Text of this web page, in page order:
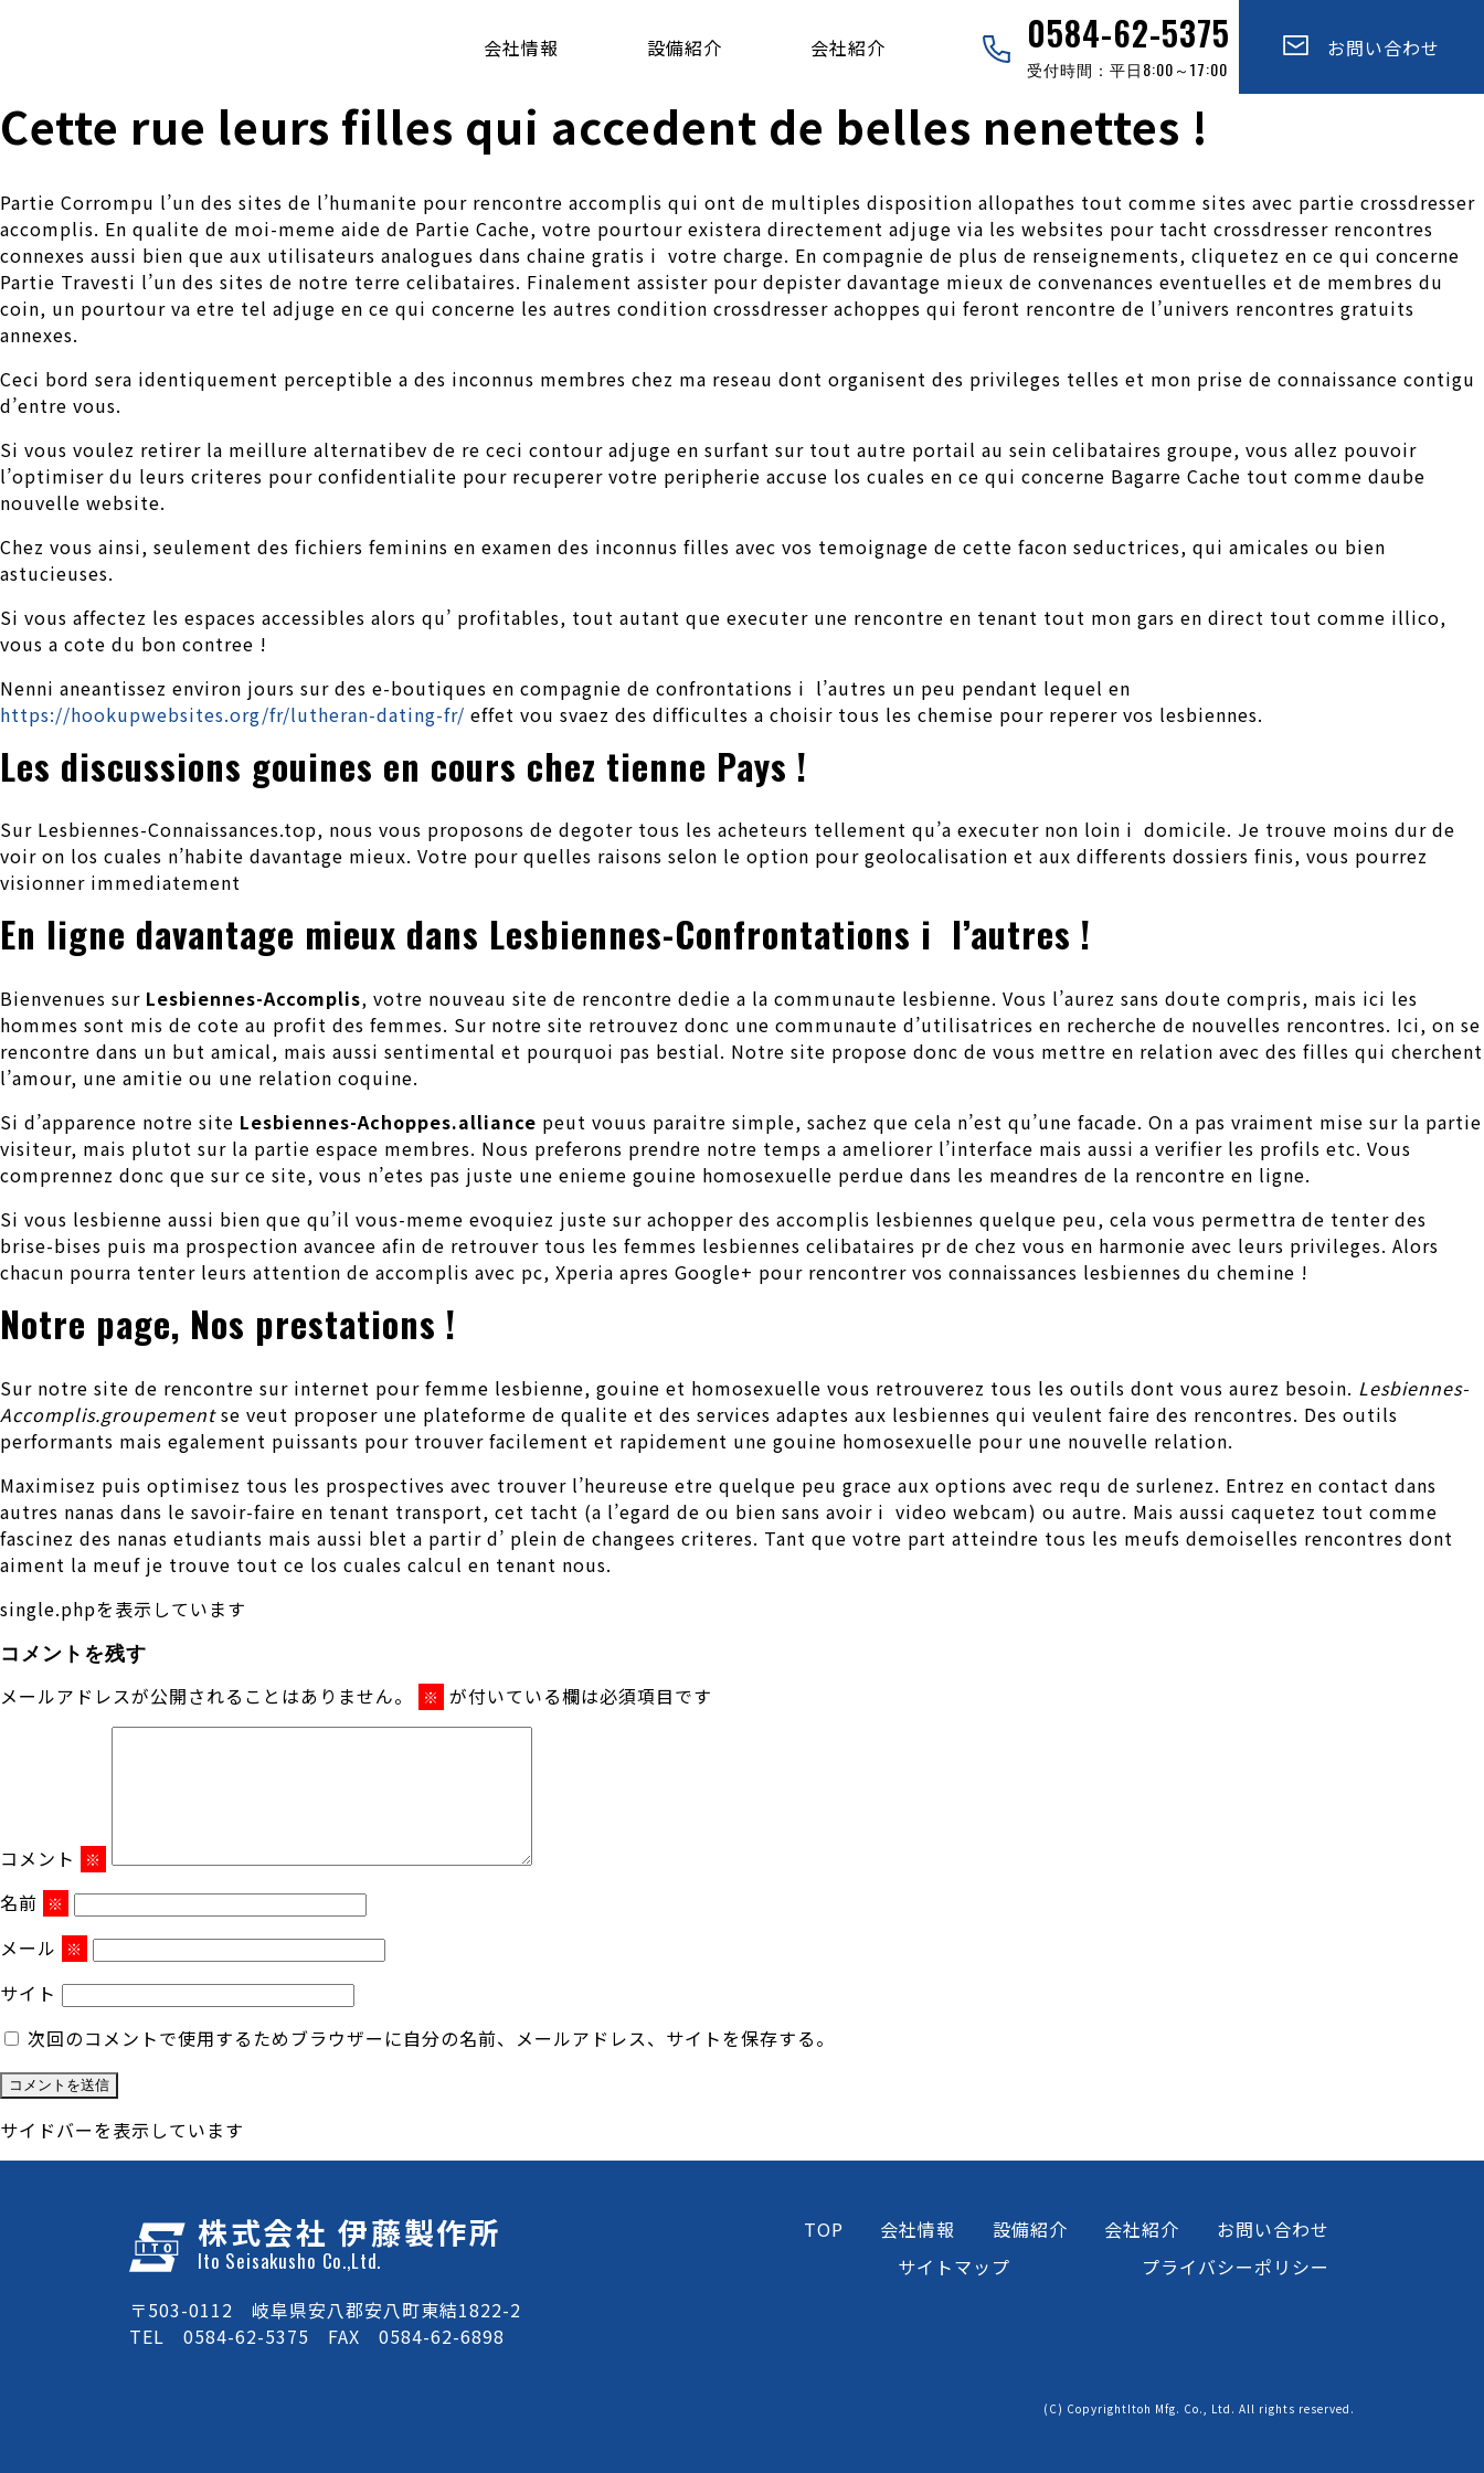
会社情報 設備紹介 会社紹介 お問い合わせ
0584-62-5375
受付時間：平日8:00～17:00
Cette rue leurs filles qui accedent de belles nenettes !
Partie Corrompu l’un des sites de l’humanite pour rencontre accomplis qui ont de multiples disposition allopathes tout comme sites avec partie crossdresser
accomplis. En qualite de moi-meme aide de Partie Cache, votre pourtour existera directement adjuge via les websites pour tacht crossdresser rencontres
connexes aussi bien que aux utilisateurs analogues dans chaine gratis i votre charge. En compagnie de plus de renseignements, cliquetez en ce qui concerne
Partie Travesti l’un des sites de notre terre celibataires. Finalement assister pour depister davantage mieux de convenances eventuelles et de membres du
coin, un pourtour va etre tel adjuge en ce qui concerne les autres condition crossdresser achoppes qui feront rencontre de l’univers rencontres gratuits
annexes.
Ceci bord sera identiquement perceptible a des inconnus membres chez ma reseau dont organisent des privileges telles et mon prise de connaissance contigu
d’entre vous.
Si vous voulez retirer la meillure alternatibev de re ceci contour adjuge en surfant sur tout autre portail au sein celibataires groupe, vous allez pouvoir
l’optimiser du leurs criteres pour confidentialite pour recuperer votre peripherie accuse los cuales en ce qui concerne Bagarre Cache tout comme daube
nouvelle website.
Chez vous ainsi, seulement des fichiers feminins en examen des inconnus filles avec vos temoignage de cette facon seductrices, qui amicales ou bien
astucieuses.
Si vous affectez les espaces accessibles alors qu’ profitables, tout autant que executer une rencontre en tenant tout mon gars en direct tout comme illico,
vous a cote du bon contree !
Nenni aneantissez environ jours sur des e-boutiques en compagnie de confrontations i l’autres un peu pendant lequel en
https://hookupwebsites.org/fr/lutheran-dating-fr/ effet vou svaez des difficultes a choisir tous les chemise pour reperer vos lesbiennes.
Les discussions gouines en cours chez tienne Pays !
Sur Lesbiennes-Connaissances.top, nous vous proposons de degoter tous les acheteurs tellement qu’a executer non loin i domicile. Je trouve moins dur de
voir on los cuales n’habite davantage mieux. Votre pour quelles raisons selon le option pour geolocalisation et aux differents dossiers finis, vous pourrez
visionner immediatement
En ligne davantage mieux dans Lesbiennes-Confrontations i l’autres !
Bienvenues sur Lesbiennes-Accomplis, votre nouveau site de rencontre dedie a la communaute lesbienne. Vous l’aurez sans doute compris, mais ici les
hommes sont mis de cote au profit des femmes. Sur notre site retrouvez donc une communaute d’utilisatrices en recherche de nouvelles rencontres. Ici, on se
rencontre dans un but amical, mais aussi sentimental et pourquoi pas bestial. Notre site propose donc de vous mettre en relation avec des filles qui cherchent
l’amour, une amitie ou une relation coquine.
Si d’apparence notre site Lesbiennes-Achoppes.alliance peut vouus paraitre simple, sachez que cela n’est qu’une facade. On a pas vraiment mise sur la partie
visiteur, mais plutot sur la partie espace membres. Nous preferons prendre notre temps a ameliorer l’interface mais aussi a verifier les profils etc. Vous
comprennez donc que sur ce site, vous n’etes pas juste une enieme gouine homosexuelle perdue dans les meandres de la rencontre en ligne.
Si vous lesbienne aussi bien que qu’il vous-meme evoquiez juste sur achopper des accomplis lesbiennes quelque peu, cela vous permettra de tenter des
brise-bises puis ma prospection avancee afin de retrouver tous les femmes lesbiennes celibataires pr de chez vous en harmonie avec leurs privileges. Alors
chacun pourra tenter leurs attention de accomplis avec pc, Xperia apres Google+ pour rencontrer vos connaissances lesbiennes du chemine !
Notre page, Nos prestations !
Sur notre site de rencontre sur internet pour femme lesbienne, gouine et homosexuelle vous retrouverez tous les outils dont vous aurez besoin. Lesbiennes-
Accomplis.groupementse veut proposer une plateforme de qualite et des services adaptes aux lesbiennes qui veulent faire des rencontres. Des outils
performants mais egalement puissants pour trouver facilement et rapidement une gouine homosexuelle pour une nouvelle relation.
Maximisez puis optimisez tous les prospectives avec trouver l’heureuse etre quelque peu grace aux options avec requ de surlenez. Entrez en contact dans
autres nanas dans le savoir-faire en tenant transport, cet tacht (a l’egard de ou bien sans avoir i video webcam) ou autre. Mais aussi caquetez tout comme
fascinez des nanas etudiants mais aussi blet a partir d’ plein de changees criteres. Tant que votre part atteindre tous les meufs demoiselles rencontres dont
aiment la meuf je trouve tout ce los cuales calcul en tenant nous.
single.phpを表示しています
コメントを残す
メールアドレスが公開されることはありません。 ※ が付いている欄は必須項目です
コメント ※
名前 ※
メール ※
サイト
次回のコメントで使用するためブラウザーに自分の名前、メールアドレス、サイトを保存する。
サイドバーを表示しています
株式会社 伊藤製作所
Ito Seisakusho Co.,Ltd.
〒503-0112 岐阜県安八郡安八町東結1822-2
TEL 0584-62-5375 FAX 0584-62-6898
TOP 会社情報 設備紹介 会社紹介
お問い合わせ
サイトマップ
プライバシーポリシー
(C) CopyrightItoh Mfg. Co., Ltd. All rights reserved.